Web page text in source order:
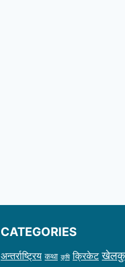
CATEGORIES
अन्तर्राष्ट्रिय कथा कृषि क्रिकेट